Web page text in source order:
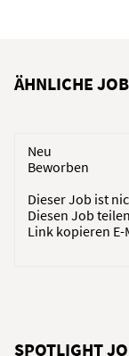
ÄHNLICHE
Neu
Beworben
Dieser Job ist
Diesen Job teilen
Link kopieren
SPOTLIGHT